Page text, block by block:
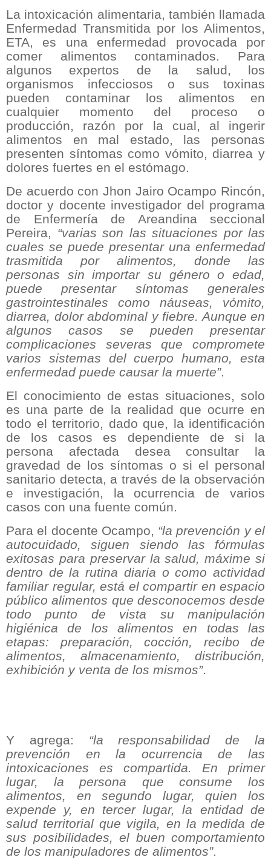
La intoxicación alimentaria, también llamada
Enfermedad Transmitida por los Alimentos,
ETA, es una enfermedad provocada por
comer alimentos contaminados. Para
algunos expertos de la salud, los
organismos infecciosos o sus toxinas
pueden contaminar los alimentos en
cualquier momento del proceso o
producción, razón por la cual, al ingerir
alimentos en mal estado, las personas
presenten síntomas como vómito, diarrea y
dolores fuertes en el estómago.
De acuerdo con Jhon Jairo Ocampo Rincón,
doctor y docente investigador del programa
de Enfermería de Areandina seccional
Pereira, “varias son las situaciones por las
cuales se puede presentar una enfermedad
trasmitida por alimentos, donde las
personas sin importar su género o edad,
puede presentar síntomas generales
gastrointestinales como náuseas, vómito,
diarrea, dolor abdominal y fiebre. Aunque en
algunos casos se pueden presentar
complicaciones severas que compromete
varios sistemas del cuerpo humano, esta
enfermedad puede causar la muerte”.
El conocimiento de estas situaciones, solo
es una parte de la realidad que ocurre en
todo el territorio, dado que, la identificación
de los casos es dependiente de si la
persona afectada desea consultar la
gravedad de los síntomas o si el personal
sanitario detecta, a través de la observación
e investigación, la ocurrencia de varios
casos con una fuente común.
Para el docente Ocampo, “la prevención y el
autocuidado, siguen siendo las fórmulas
exitosas para preservar la salud, máxime si
dentro de la rutina diaria o como actividad
familiar regular, está el compartir en espacio
público alimentos que desconocemos desde
todo punto de vista su manipulación
higiénica de los alimentos en todas las
etapas: preparación, cocción, recibo de
alimentos, almacenamiento, distribución,
exhibición y venta de los mismos”.
Y agrega: “la responsabilidad de la
prevención en la ocurrencia de las
intoxicaciones es compartida. En primer
lugar, la persona que consume los
alimentos, en segundo lugar, quien los
expende y, en tercer lugar, la entidad de
salud territorial que vigila, en la medida de
sus posibilidades, el buen comportamiento
de los manipuladores de alimentos”.